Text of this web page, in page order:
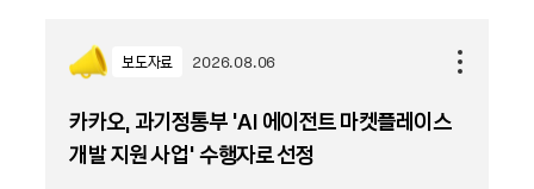
보도자료 2026.08.06
카카오, 과기정통부 ‘AI 에이전트 마켓플레이스
개발 지원 사업’ 수행자로 선정